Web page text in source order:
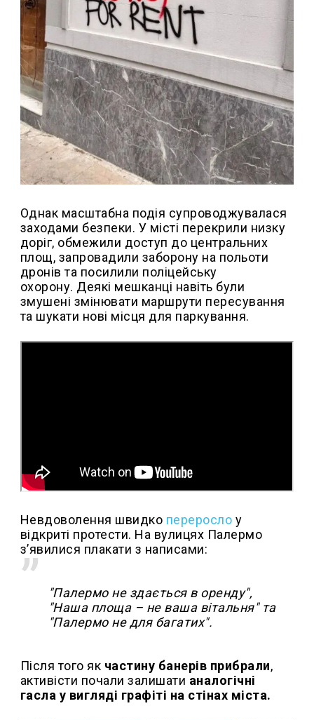
Однак масштабна подія супроводжувалася
заходами безпеки. У місті перекрили низку
доріг, обмежили доступ до центральних
площ, запровадили заборону на польоти
дронів та посилили поліцейську
охорону. Деякі мешканці навіть були
змушені змінювати маршрути пересування
та шукати нові місця для паркування.
Невдоволення швидко переросло у
відкриті протести. На вулицях Палермо
з’явилися плакати з написами:
"Палермо не здається в оренду",
"Наша площа – не ваша вітальня" та
"Палермо не для багатих".
Після того як частину банерів прибрали,
активісти почали залишати аналогічні
гасла у вигляді графіті на стінах міста.